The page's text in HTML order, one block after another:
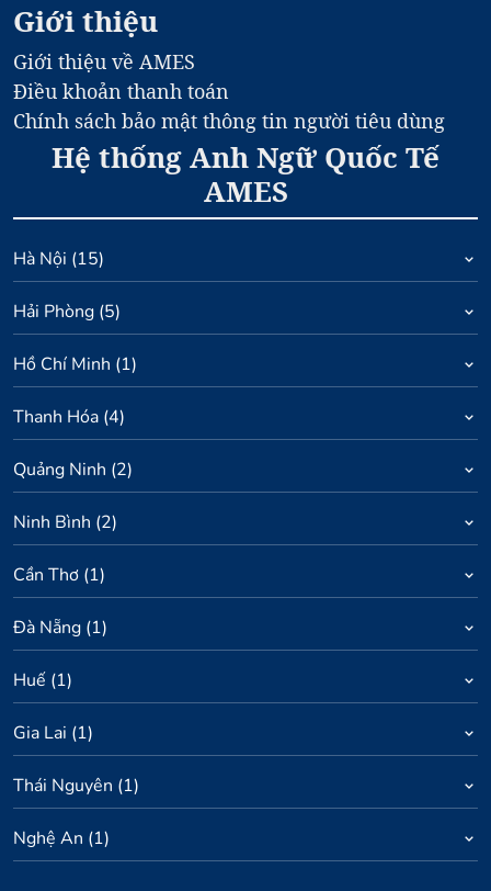
Giới thiệu
Giới thiệu về AMES
Điều khoản thanh toán
Chính sách bảo mật thông tin người tiêu dùng
Hệ thống Anh Ngữ Quốc Tế
AMES
Hà Nội (15)
Hải Phòng (5)
Hồ Chí Minh (1)
Thanh Hóa (4)
Quảng Ninh (2)
Ninh Bình (2)
Cần Thơ (1)
Đà Nẵng (1)
Huế (1)
Gia Lai (1)
Thái Nguyên (1)
Nghệ An (1)